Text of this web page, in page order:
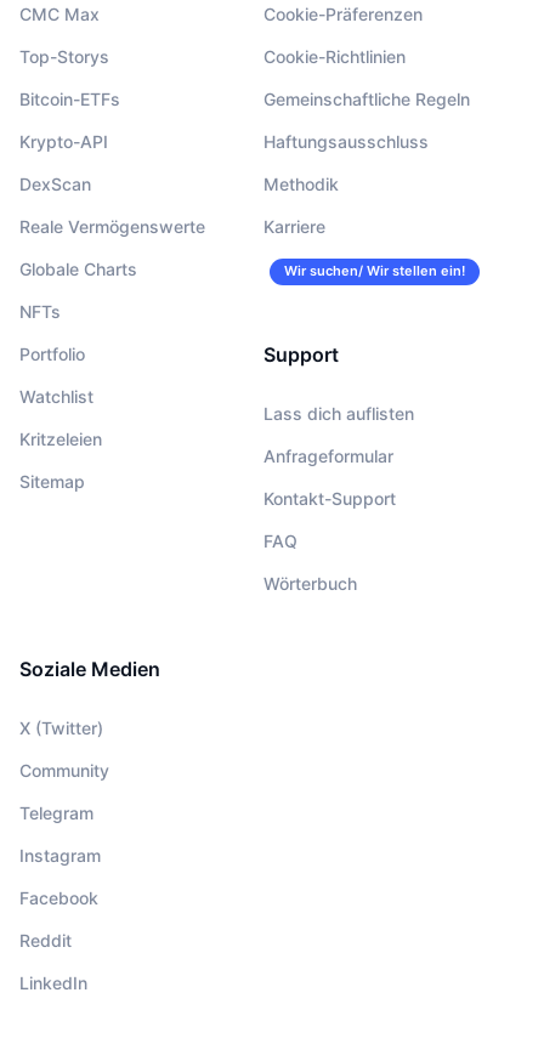
CMC Max
Top-Storys
Bitcoin-ETFs
Krypto-API
DexScan
Reale Vermögenswerte
Globale Charts
NFTs
Portfolio
Watchlist
Kritzeleien
Sitemap
Cookie-Präferenzen
Cookie-Richtlinien
Gemeinschaftliche Regeln
Haftungsausschluss
Methodik
Karriere
Wir suchen/ Wir stellen ein!
Support
Lass dich auflisten
Anfrageformular
Kontakt-Support
FAQ
Wörterbuch
Soziale Medien
X (Twitter)
Community
Telegram
Instagram
Facebook
Reddit
LinkedIn